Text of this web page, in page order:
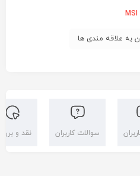
MSI
به علاقه مندی ها
سوالات کاربران نقد و